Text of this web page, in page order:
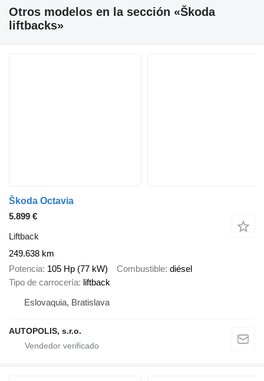
Otros modelos en la sección «Škoda
liftbacks»
Škoda Octavia
5.899 €
Liftback
249.638 km
Potencia 105 Hp (77 kW) Combustible diésel
Tipo de carrocería liftback
Eslovaquia, Bratislava
AUTOPOLIS, s.r.o.